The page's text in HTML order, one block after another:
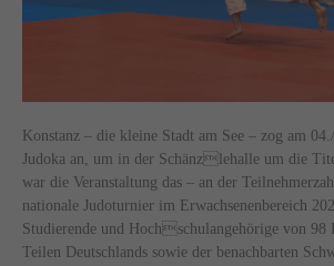
Konstanz – die kleine Stadt am See – zog am
Judoka an, um in der Schänzlehalle um die
war die Veranstaltung das – an der
nationale Judoturnier im Erwachsenenbereich
Studierende und Hochschulangehörige von 98
Teilen Deutschlands sowie der benachbarten